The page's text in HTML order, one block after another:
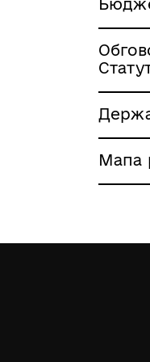
Мапа